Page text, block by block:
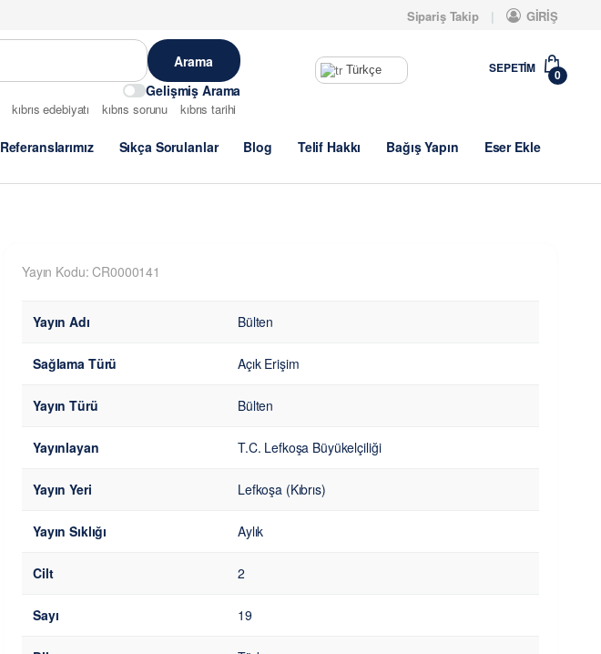
Sipariş Takip GİRİŞ
Türkçe
Gelişmiş Arama
kıbrıs edebiyatı kıbrıs sorunu kıbrıs tarihi
SEPETIM 0
Referanslarımız Sıkça Sorulanlar Blog Telif Hakkı Bağış Yapın Eser Ekle
Yayın Kodu: CR0000141
Yayın Adı Bülten
Sağlama Türü Açık Erişim
Yayın Türü Bülten
Yayınlayan T.C. Lefkoşa Büyükelçiliği
Yayın Yeri Lefkoşa (Kıbrıs)
Yayın Sıklığı Aylık
Cilt 2
Sayı 19